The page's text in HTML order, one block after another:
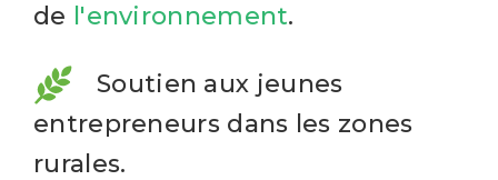
de l'environnement.
Soutien aux jeunes
entrepreneurs dans les zones
rurales.